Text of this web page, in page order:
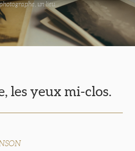
un lieu...
les yeux mi-clos.